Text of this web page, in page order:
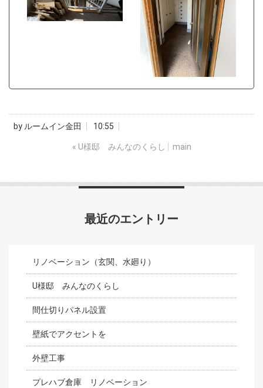
by ルームイン金田 10:55
« U様邸 みんなのくらし main
最近のエントリー
リノベーション（玄関、水廻り）
U様邸 みんなのくらし
間仕切りパネル設置
壁紙でアクセントを
外壁工事
プレハブ倉庫 リノベーション